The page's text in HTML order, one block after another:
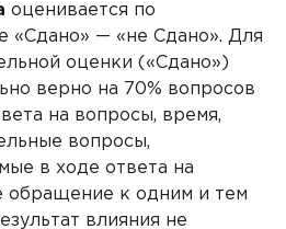
оценивается по
«Сдано» — «не Сдано». Для
оценки («Сдано»)
верно на 70% вопросов
на вопросы, время,
вопросы,
в ходе ответа на
обращение к одним и тем
влияния не